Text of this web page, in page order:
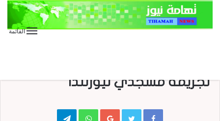
القائمة
لجريمة مسجدي نيوزلندا
Google+
WhatsApp
Telegram